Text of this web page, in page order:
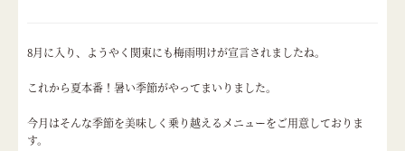
8月に入り、ようやく関東にも梅雨明けが宣言されましたね。
これから夏本番！暑い季節がやってまいりました。
今月はそんな季節を美味しく乗り越えるメニューをご用意しておりま
す。